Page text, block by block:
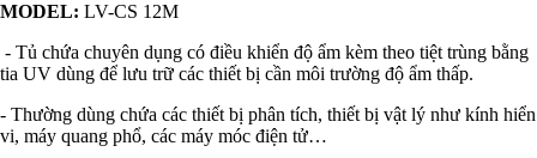
MODEL: LV-CS 12M
- Tủ chứa chuyên dụng có điều khiển độ ẩm kèm theo tiệt trùng bằng
tia UV dùng để lưu trữ các thiết bị cần môi trường độ ẩm thấp.
- Thường dùng chứa các thiết bị phân tích, thiết bị vật lý như kính hiển
vi, máy quang phổ, các máy móc điện tử…